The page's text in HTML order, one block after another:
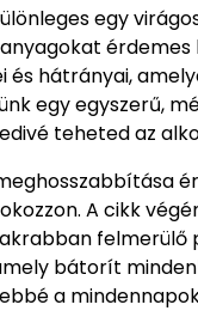
egy
hátrányai,
egy egyszerű,
teheted az
A cikk
bátorít
a